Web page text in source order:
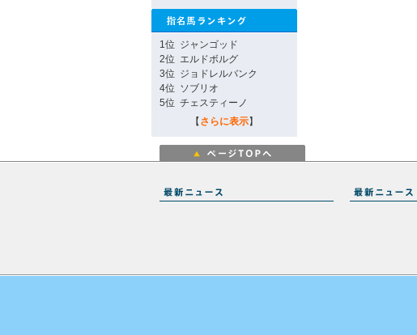
1位 ジャンゴッド
2位 エルドボルグ
3位 ジョドレルバンク
4位 ソブリオ
5位 チェスティーノ
【 さらに表示】